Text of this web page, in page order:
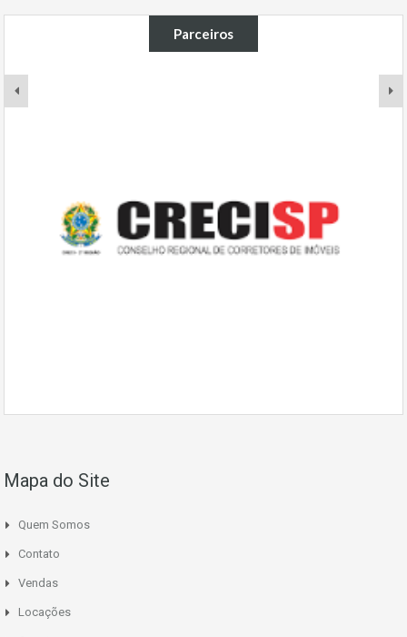
Parceiros
Mapa do Site
Quem Somos
Contato
Vendas
Locações